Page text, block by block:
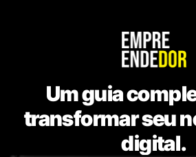
Um guia
transformar seu
digital.